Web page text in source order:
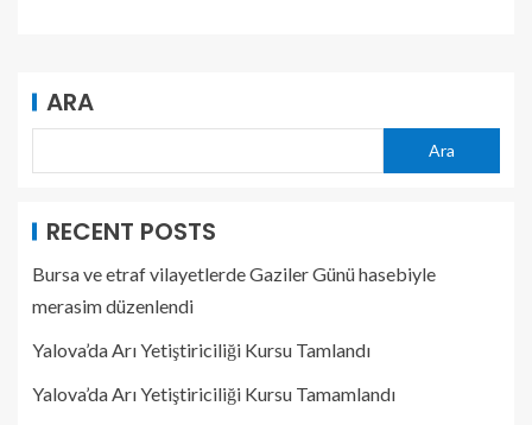
ARA
Ara
RECENT POSTS
Bursa ve etraf vilayetlerde Gaziler Günü hasebiyle
merasim düzenlendi
Yalova’da Arı Yetiştiriciliği Kursu Tamlandı
Yalova’da Arı Yetiştiriciliği Kursu Tamamlandı